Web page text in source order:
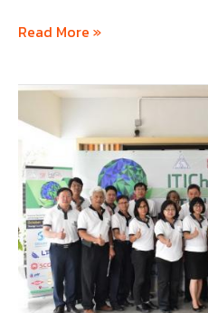
Read More »
ITIChE
2017
TIChE
2017